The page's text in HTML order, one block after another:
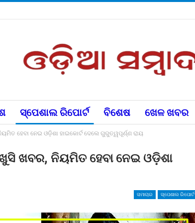
ସ୍ପେଶାଲ ରିପୋର୍ଟ ବିଶେଷ ଖେଳ ଖବର
ହେବା ନେଇ ଓଡ଼ିଶା ହାଇକୋର୍ଟ ଦେଲେ ଗୁରୁତ୍ୱପୂର୍ଣ୍ଣ ରାୟ
ଖବର, ନିୟମିତ ହେବା ନେଇ ଓଡ଼ିଶା
ସମାଚାର ସ୍ପେଶାଲ ରିପୋର୍ଟ